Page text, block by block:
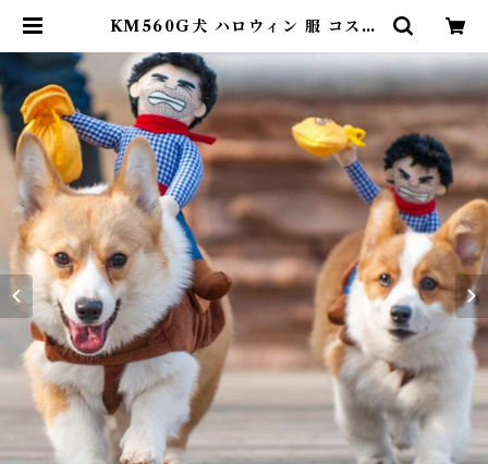
KM560G犬 ハロウィン 服 コスチ
イ 人形 おもしろグッズ 変装 フレン
チブルドッグ コーギー 小型犬 中型
犬 大型犬 KM560G | DearKM ❤︎
フレンチブルドック孔明